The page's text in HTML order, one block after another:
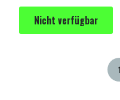
Nicht verfügbar